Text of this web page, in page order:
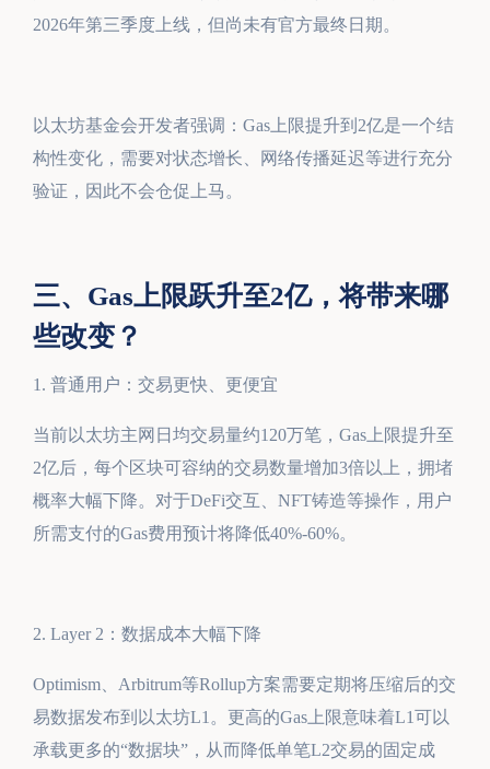
2026年第三季度上线，但尚未有官方最终日期。
以太坊基金会开发者强调：Gas上限提升到2亿是一个结
构性变化，需要对状态增长、网络传播延迟等进行充分
验证，因此不会仓促上马。
三、Gas上限跃升至2亿，将带来哪
些改变？
1. 普通用户：交易更快、更便宜
当前以太坊主网日均交易量约120万笔，Gas上限提升至
2亿后，每个区块可容纳的交易数量增加3倍以上，拥堵
概率大幅下降。对于DeFi交互、NFT铸造等操作，用户
所需支付的Gas费用预计将降低40%-60%。
2. Layer 2：数据成本大幅下降
Optimism、Arbitrum等Rollup方案需要定期将压缩后的交
易数据发布到以太坊L1。更高的Gas上限意味着L1可以
承载更多的“数据块”，从而降低单笔L2交易的固定成